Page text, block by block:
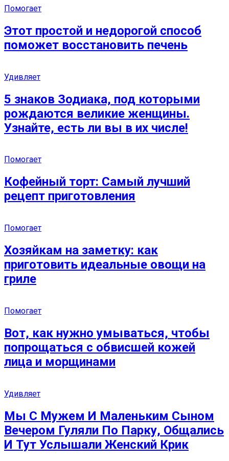
Помогает
Этот простой и недорогой способ
поможет восстановить печень
Удивляет
5 знаков Зодиака, под которыми
рождаются великие женщины.
Узнайте, есть ли вы в их числе!
Помогает
Кофейный торт: Самый лучший
рецепт приготовления
Помогает
Хозяйкам на заметку: как
приготовить идеальные овощи на
гриле
Помогает
Вот, как нужно умываться, чтобы
попрощаться с обвисшей кожей
лица и морщинами
Удивляет
Мы С Мужем И Маленьким Сыном
Вечером Гуляли По Парку, Общались
И Тут Услышали Женский Крик